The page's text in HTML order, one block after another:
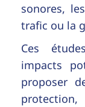
sonores,
trafic ou la
Ces
impacts
proposer